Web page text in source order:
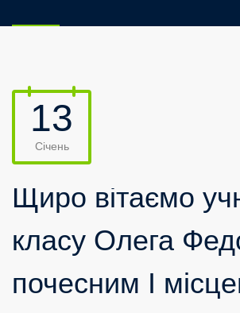
13
Січень
Щиро вітаємо
класу Олега
почесним І